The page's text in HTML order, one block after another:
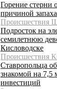
Горение стерни
причиной
Происшествия
Подросток на
семилетнюю
Кисловодске
Происшествия
Ставропольца
знакомой на 7,5
инвестиций